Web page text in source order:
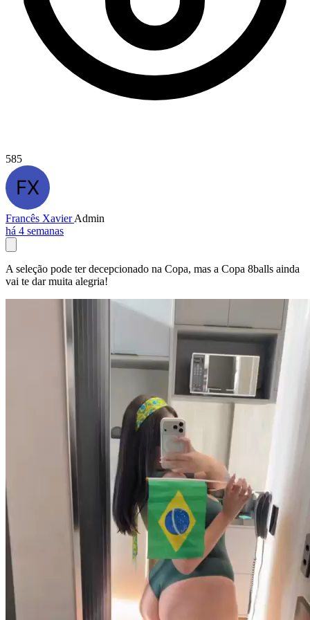
585
Francês XavierAdmin
há 4 semanas
A seleção pode ter decepcionado na Copa, mas a Copa 8balls ainda
vai te dar muita alegria!